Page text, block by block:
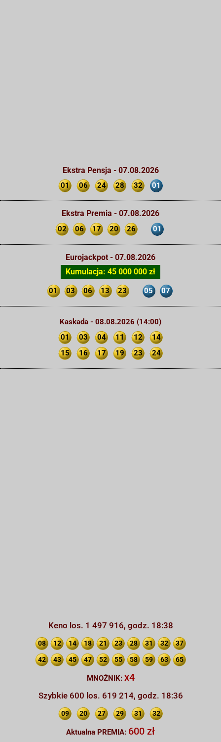
Ekstra Pensja - 07.08.2026
01 06 24 28 32 01
Ekstra Premia - 07.08.2026
02 06 17 20 26 01
Eurojackpot - 07.08.2026
Kumulacja: 45 000 000 zł
01 03 06 13 23 05 07
Kaskada - 08.08.2026 (14:00)
01
03 04 11 12
14
15
16 17 19 23 24
Keno los. 1 497 916, godz. 18:38
08 12 14 18 21 23 28 31 32 37
42 43 45 47 52 55 58 59 63 65
MNOŻNIK: x4
Szybkie 600 los. 619 214, godz. 18:36
09 20 27 29 31 32
Aktualna PREMIA: 600 zł